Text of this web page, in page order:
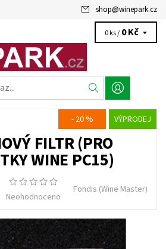
shop@winepark.cz
0 ks / 0 Kč
- 20 % VÝPRODEJ
FILTR (PRO
WINE PC15)
Neohodnoceno
Fondis (Wine Master)